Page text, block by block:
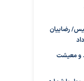
رضاییان
و معیشت